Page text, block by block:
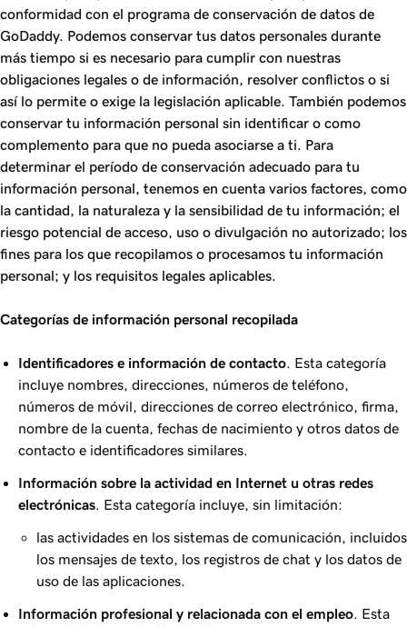
conformidad con el programa de conservación de datos de
GoDaddy. Podemos conservar tus datos personales durante
más tiempo si es necesario para cumplir con nuestras
obligaciones legales o de información, resolver conflictos o si
así lo permite o exige la legislación aplicable. También podemos
conservar tu información personal sin identificar o como
complemento para que no pueda asociarse a ti. Para
determinar el período de conservación adecuado para tu
información personal, tenemos en cuenta varios factores, como
la cantidad, la naturaleza y la sensibilidad de tu información; el
riesgo potencial de acceso, uso o divulgación no autorizado; los
fines para los que recopilamos o procesamos tu información
personal; y los requisitos legales aplicables.
Categorías de información personal recopilada
Identificadores e información de contacto . Esta categoría
incluye nombres, direcciones, números de teléfono,
números de móvil, direcciones de correo electrónico, firma,
nombre de la cuenta, fechas de nacimiento y otros datos de
contacto e identificadores similares.
Información sobre la actividad en Internet u otras redes
electrónicas . Esta categoría incluye, sin limitación:
las actividades en los sistemas de comunicación, incluidos
los mensajes de texto, los registros de chat y los datos de
uso de las aplicaciones.
Información profesional y relacionada con el empleo . Esta